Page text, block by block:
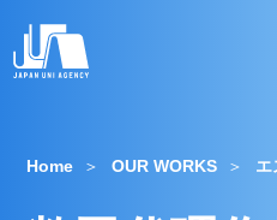
Home OUR WORKS エ